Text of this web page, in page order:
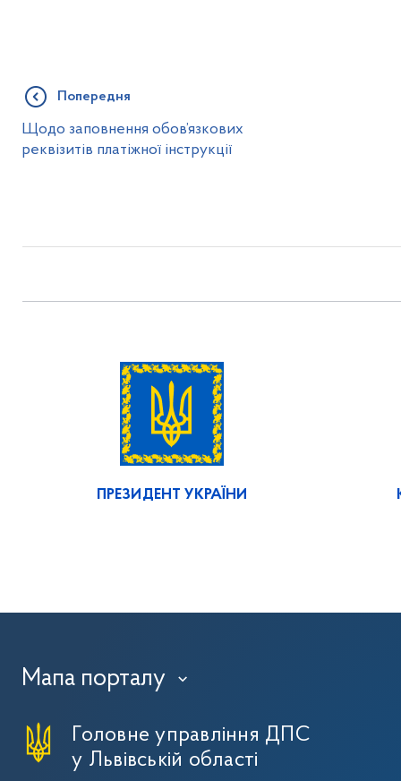
Попередня
Щодо заповнення обов’язкових
реквізитів платіжної інструкції
ПРЕЗИДЕНТ УКРАЇНИ
Мапа порталу ›
Головне управління ДПС
у Львівській області